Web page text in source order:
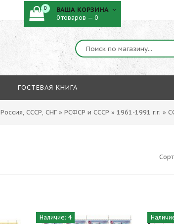
0 ВАША КОРЗИНА
0 товаров — 0
ГОСТЕВАЯ КНИГА
Россия, СССР, СНГ » РСФСР и СССР » 1961-1991 г.г. »
Наличие: 4